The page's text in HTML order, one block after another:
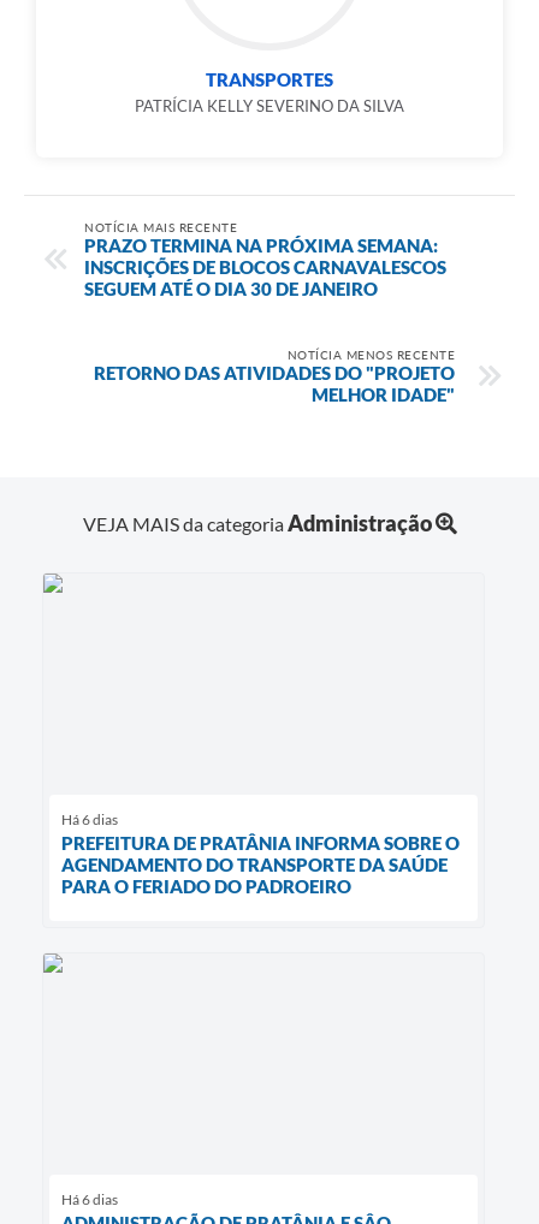
TRANSPORTES
PATRÍCIA KELLY SEVERINO DA SILVA
NOTÍCIA MAIS RECENTE
PRAZO TERMINA NA PRÓXIMA SEMANA:
INSCRIÇÕES DE BLOCOS CARNAVALESCOS
SEGUEM ATÉ O DIA 30 DE JANEIRO
NOTÍCIA MENOS RECENTE
RETORNO DAS ATIVIDADES DO "PROJETO
MELHOR IDADE"
VEJA MAIS da categoriaAdministração
Há 6 dias
PREFEITURA DE PRATÂNIA INFORMA SOBRE O
AGENDAMENTO DO TRANSPORTE DA SAÚDE
PARA O FERIADO DO PADROEIRO
Há 6 dias